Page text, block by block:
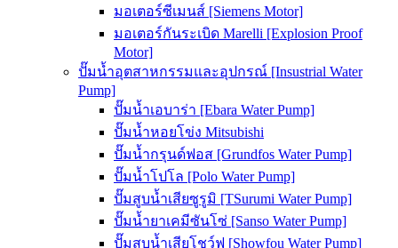
มอเตอร์ซีเมนส์ [Siemens Motor]
มอเตอร์กันระเบิด Marelli [Explosion Proof
Motor]
ปั๊มน้ำอุตสาหกรรมและอุปกรณ์ [Insustrial Water
Pump]
ปั๊มน้ำเอบาร่า [Ebara Water Pump]
ปั๊มน้ำหอยโข่ง Mitsubishi
ปั๊มน้ำกรุนด์ฟอส [Grundfos Water Pump]
ปั๊มน้ำโปโล [Polo Water Pump]
ปั๊มสูบน้ำเสียซูรูมิ [TSurumi Water Pump]
ปั๊มน้ำยาเคมีซันโซ่ [Sanso Water Pump]
ปั๊มสูบน้ำเสียโชว์ฟู [Showfou Water Pump]